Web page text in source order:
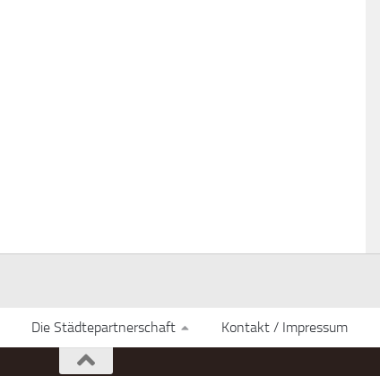
Die Städtepartnerschaft Kontakt / Impressum